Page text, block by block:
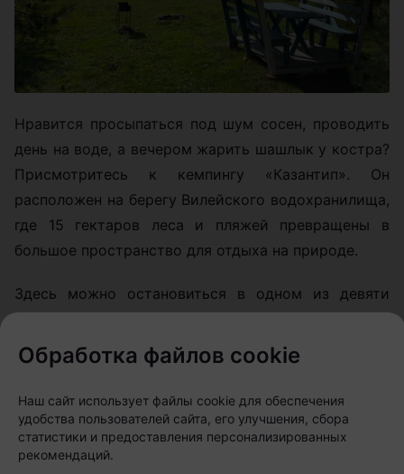
Нравится просыпаться под шум сосен, проводить
день на воде, а вечером жарить шашлык у костра?
Присмотритесь к кемпингу «Казантип». Он
расположен на берегу Вилейского водохранилища,
где 15 гектаров леса и пляжей превращены в
большое пространство для отдыха на природе.
Здесь можно остановиться в одном из девяти
террасой или приехать с палаткой. Несмотря на
формат кемпинга, условия вполне комфортные: на
территории есть душевые, туалеты, летняя кухня,
оборудованные беседки и зоны барбекю.
Летом скучать здесь не придется. Гостям
Обработка файлов cookie
Наш сайт использует файлы cookie для обеспечения
удобства пользователей сайта, его улучшения, сбора
статистики и предоставления персонализированных
рекомендаций.